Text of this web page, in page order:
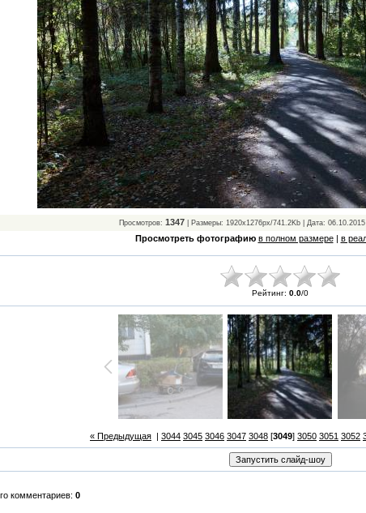
Просмотров: 1347 | Размеры: 1920x1276px/741.2Kb | Дата:
Просмотреть фотографию в полном размере| в
Рейтинг: 0.0/0
« Предыдущая | 3044 3045 3046 3047 3048 [3049] 3050 3051 3052
комментариев: 0